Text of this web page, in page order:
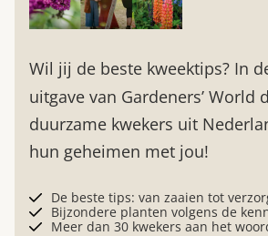
Wil jij de beste kweektips? In
uitgave van Gardeners’ World
duurzame kwekers uit
hun geheimen met jou!
De beste tips: van zaaien tot
Bijzondere planten volgens de
Meer dan 30 kwekers aan het